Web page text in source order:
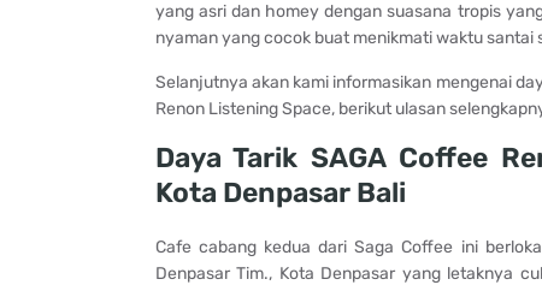
yang asri dan homey dengan suasana tropis
nyaman yang cocok buat menikmati waktu santai
Selanjutnya akan kami informasikan mengenai
Renon Listening Space, berikut ulasan
Daya Tarik SAGA Coffee
Kota Denpasar Bali
Cafe cabang kedua dari Saga Coffee ini
Denpasar Tim., Kota Denpasar yang letaknya